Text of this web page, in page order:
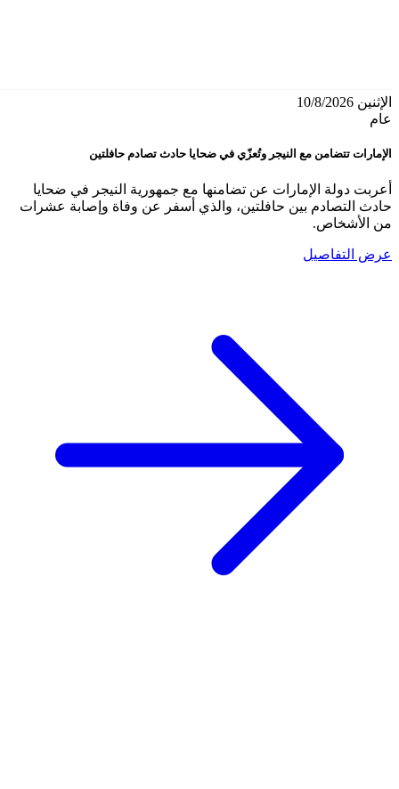
الإثنين 10/8/2026
عام
الإمارات تتضامن مع النيجر وتُعزّي في ضحايا حادث تصادم حافلتين
أعربت دولة الإمارات عن تضامنها مع جمهورية النيجر في ضحايا
حادث التصادم بين حافلتين، والذي أسفر عن وفاة وإصابة عشرات
من الأشخاص.
عرض التفاصيل